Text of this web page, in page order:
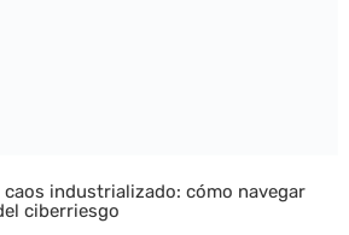
industrializado: cómo navegar
ciberriesgo